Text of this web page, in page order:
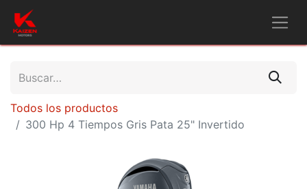
Todos los productos
300 Hp 4 Tiempos Gris Pata 25" Invertido